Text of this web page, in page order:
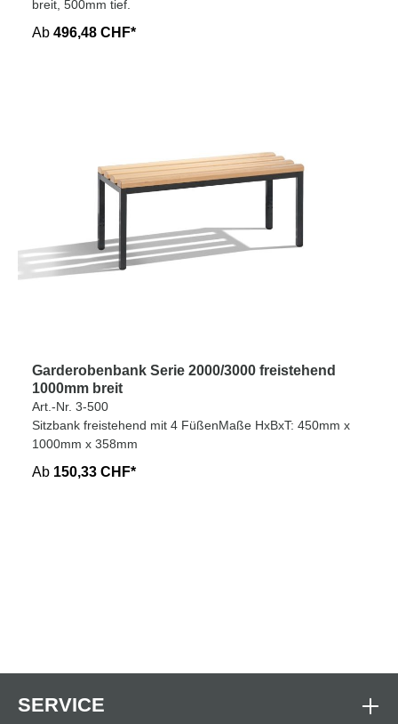
breit, 500mm tief.
Ab 496,48 CHF*
Garderobenbank Serie 2000/3000 freistehend
1000mm breit
Art.-Nr. 3-500
Sitzbank freistehend mit 4 FüßenMaße HxBxT: 450mm x
1000mm x 358mm
Ab 150,33 CHF*
SERVICE